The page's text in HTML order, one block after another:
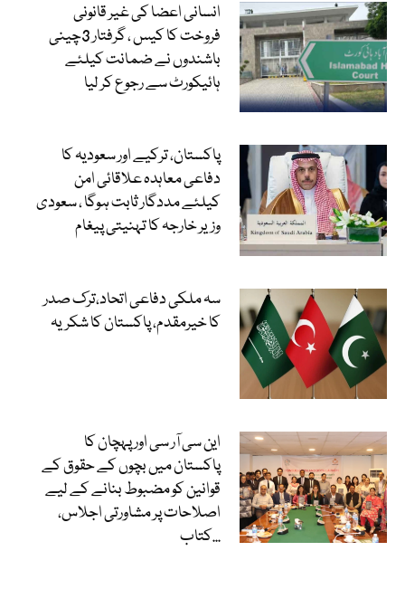
انسانی اعضا کی غیر قانونی
فروخت کا کیس ، گرفتار 3چینی
باشندوں نے ضمانت کیلئے
ہائیکورٹ سے رجوع کر لیا
پاکستان، ترکیے اور سعودیہ کا
دفاعی معاہدہ علاقائی امن
کیلئے مددگار ثابت ہوگا ، سعودی
وزیر خارجہ کا تہنیتی پیغام
سہ ملکی دفاعی اتحاد،ترک صدر
کا خیرمقدم، پاکستان کا شکریہ
این سی آر سی اور پہچان کا
پاکستان میں بچوں کے حقوق کے
قوانین کو مضبوط بنانے کے لیے
اصلاحات پر مشاورتی اجلاس،
کتاب...